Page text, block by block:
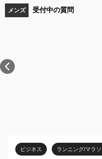
メンズ 受付中の質問
ビジネス ランニング/マラソ